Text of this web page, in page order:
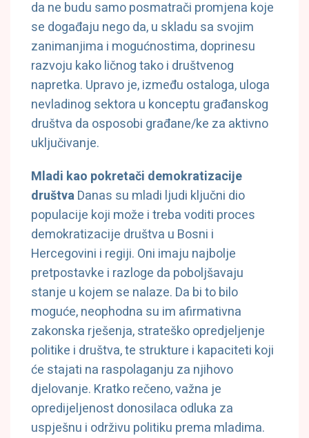
da ne budu samo posmatrači promjena koje
se događaju nego da, u skladu sa svojim
zanimanjima i mogućnostima, doprinesu
razvoju kako ličnog tako i društvenog
napretka. Upravo je, između ostaloga, uloga
nevladinog sektora u konceptu građanskog
društva da osposobi građane/ke za aktivno
uključivanje.
Mladi kao pokretači demokratizacije
društvaDanas su mladi ljudi ključni dio
populacije koji može i treba voditi proces
demokratizacije društva u Bosni i
Hercegovini i regiji. Oni imaju najbolje
pretpostavke i razloge da poboljšavaju
stanje u kojem se nalaze. Da bi to bilo
moguće, neophodna su im afirmativna
zakonska rješenja, strateško opredjeljenje
politike i društva, te strukture i kapaciteti koji
će stajati na raspolaganju za njihovo
djelovanje. Kratko rečeno, važna je
opredijeljenost donosilaca odluka za
uspješnu i održivu politiku prema mladima.